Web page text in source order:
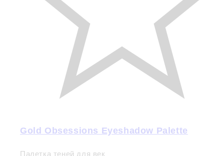
Gold Obsessions Eyeshadow Palette
Палетка теней для век